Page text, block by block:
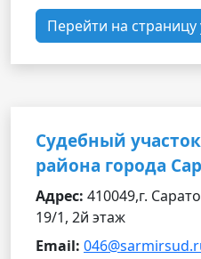
Перейти на страницу
Судебный
района города
Адрес: 410049,г.
19/1, 2й этаж
Email: